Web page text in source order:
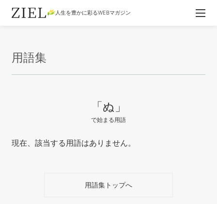
人生を豊かに彩るWEBマガジン
用語集
「ぬ」
で始まる用語
現在、該当する用語はありません。
用語集トップへ